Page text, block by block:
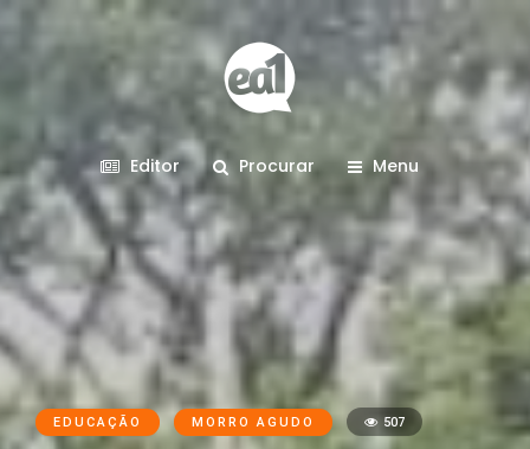
Editor Procurar Menu
EDUCAÇÃO MORRO AGUDO 507